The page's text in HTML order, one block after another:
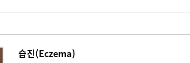
습진(Eczema)